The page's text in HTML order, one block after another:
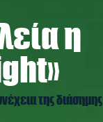
η
της διάσημης